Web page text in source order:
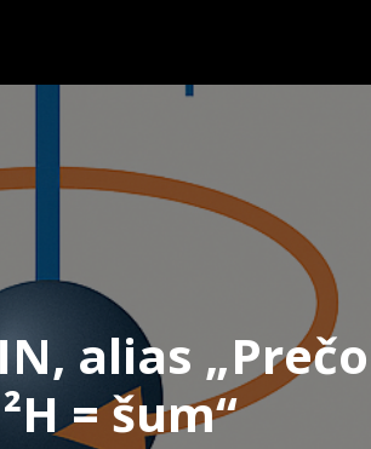
alias
= šum“